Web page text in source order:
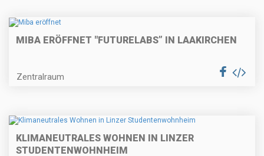
MIBA ERÖFFNET "FUTURELABS” IN LAAKIRCHEN
Zentralraum
KLIMANEUTRALES WOHNEN IN LINZER
STUDENTENWOHNHEIM